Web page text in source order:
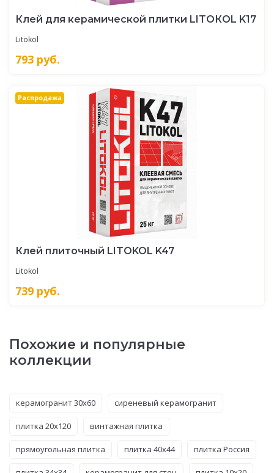
Клей для керамической плитки LITOКOL K17
Litokol
793 руб.
Распродажа
Клей плиточный LITOKOL K47
Litokol
739 руб.
Похожие и популярные
коллекции
керамогранит 30x60 сиреневый керамогранит
плитка 20x120 винтажная плитка
прямоугольная плитка плитка 40x44 плитка Россия